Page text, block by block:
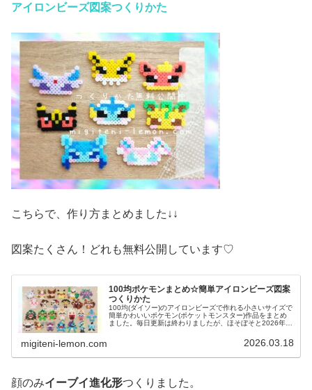
アイロンビーズ図案つくりかた
こちらで、作り方まとめました↓↓
図案たくさん！どれも無料公開しています♡
100均ポケモンまとめ☆簡単アイロンビーズ図案
つくりかた
100均(ダイソー)のアイロンビーズで作れる小さいサイズで
簡単かわいいポケモン(ポケットモンスター)作品をまとめ
ました。毎日更新は終わりましたが、ほそぼそと2026年も
migiteni-lemon.com 2026.03.18
顔のみイーブイ進化形つくりました。